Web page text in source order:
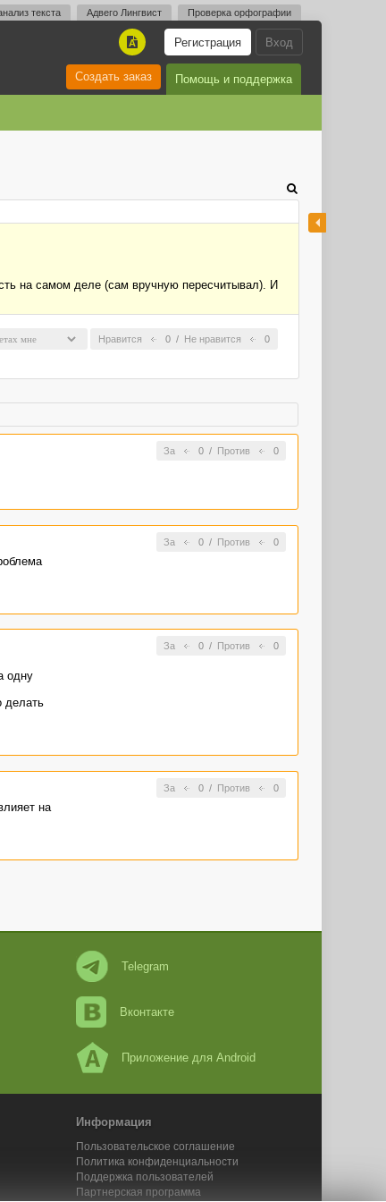
текста Адвего Лингвист Проверка орфографии
Вход
Регистрация
A
Помощь и поддержка
Создать заказ
на самом деле (сам вручную пересчитывал). И
Нравится 0 / Не нравится 0
За 0/ Против 0
За 0/ Против 0
За 0/ Против 0
одну
делать
За 0/ Против 0
на
Telegram
Вконтакте
Приложение для Android
Информация
Пользовательское соглашение
Политика конфиденциальности
Поддержка пользователей
Партнерская программа